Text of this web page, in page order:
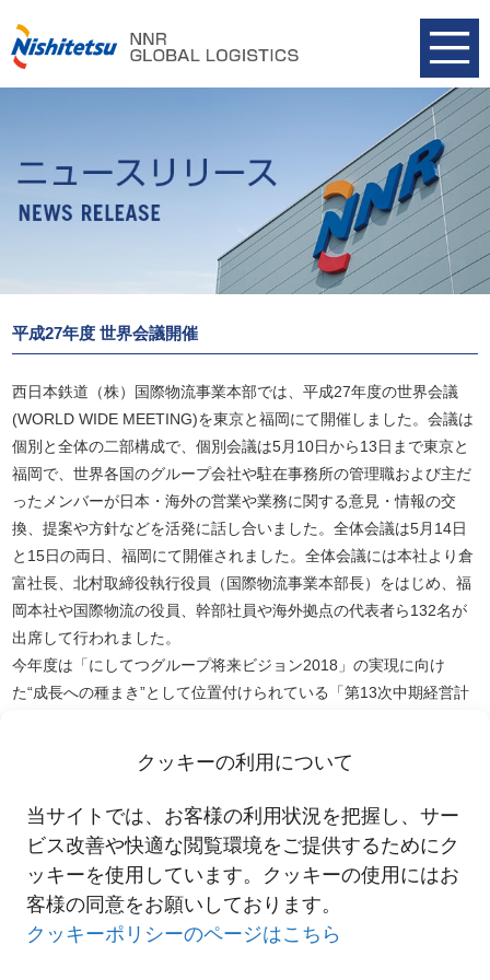
クッキーの利用について
当サイトでは、お客様の利用状況を把握し、サー
ビス改善や快適な閲覧環境をご提供するためにク
ッキーを使用しています。クッキーの使用にはお
客様の同意をお願いしております。
クッキーポリシーのページはこちら
平成27年度 世界会議開催
西日本鉄道（株）国際物流事業本部では、平成27年度の世界会議
(WORLD WIDE MEETING)を東京と福岡にて開催しました。会議は
個別と全体の二部構成で、個別会議は5月10日から13日まで東京と
福岡で、世界各国のグループ会社や駐在事務所の管理職および主だ
ったメンバーが日本・海外の営業や業務に関する意見・情報の交
換、提案や方針などを活発に話し合いました。全体会議は5月14日
と15日の両日、福岡にて開催されました。全体会議には本社より倉
富社長、北村取締役執行役員（国際物流事業本部長）をはじめ、福
岡本社や国際物流の役員、幹部社員や海外拠点の代表者ら132名が
出席して行われました。
今年度は「にしてつグループ将来ビジョン2018」の実現に向け
た“成長への種まき”として位置付けられている「第13次中期経営計
度にするため、国際物流事業本部および海外グループ各社の更なる
議となりました。
一覧へ